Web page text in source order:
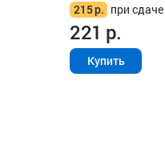
215р. при
221 р.
Купить